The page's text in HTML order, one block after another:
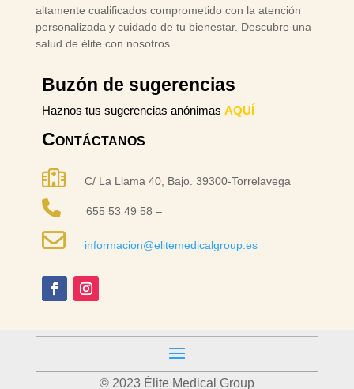
altamente cualificados comprometido con la atención
personalizada y cuidado de tu bienestar. Descubre una
salud de élite con nosotros.
Buzón de sugerencias
Haznos tus sugerencias anónimas AQUÍ
Contáctanos
C/ La Llama 40, Bajo. 39300-Torrelavega
655 53 49 58 –
informacion@elitemedicalgroup.es
© 2023 Élite Medical Group